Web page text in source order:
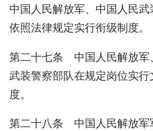
中国人民解放军、中国人民武
依照法律规定实行衔级制度。
第二十七条 中国人民解放军
武装警察部队在规定岗位实
度。
第二十八条 中国人民解放军